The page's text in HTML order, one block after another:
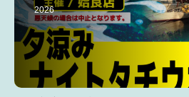
2026